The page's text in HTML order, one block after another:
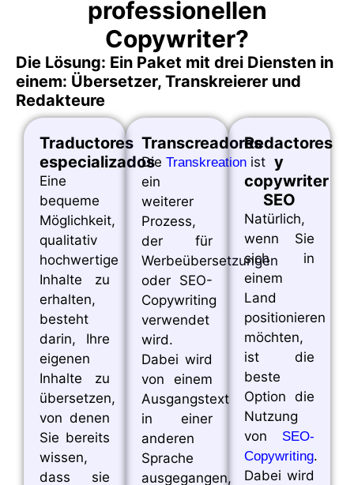
professionellen
Copywriter?
Die Lösung: Ein Paket mit drei Diensten in
einem: Übersetzer, Transkreierer und
Redakteure
Traductores
especializados
Eine
bequeme
Möglichkeit,
qualitativ
hochwertige
Inhalte zu
erhalten,
besteht
darin, Ihre
eigenen
Inhalte zu
übersetzen,
von denen
Sie bereits
wissen,
dass sie
Transcreadores
DieTranskreation ist
ein
weiterer
Prozess,
der für
Werbeübersetzungen
oder SEO-
Copywriting
verwendet
wird.
Dabei wird
von einem
Ausgangstext
in einer
anderen
Sprache
ausgegangen,
Redactores
y
copywriter
SEO
Natürlich,
wenn Sie
sich in
einem
Land
positionieren
möchten,
ist die
beste
Option die
Nutzung
von SEO-
Copywriting.
Dabei wird